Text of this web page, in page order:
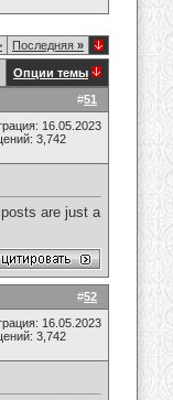
Последняя »
Опции темы
#51
16.05.2023
3,742
are just a
#52
16.05.2023
3,742